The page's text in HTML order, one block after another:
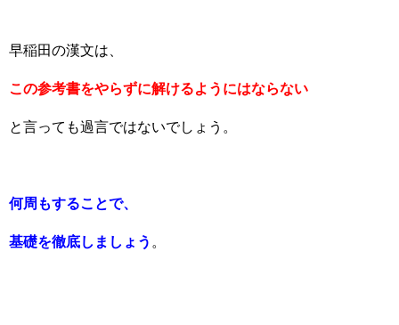
早稲田の漢文は、
この参考書をやらずに解けるようにはならない
と言っても過言ではないでしょう。
何周もすることで、
基礎を徹底しましょう 。